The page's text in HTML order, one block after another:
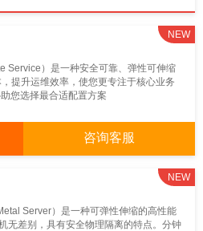
CDN 间件 维
应用 信
NEW
Service）是一种安全可靠、弹性可伸缩
提升运维效率，使您更专注于核心业务
您选择最合适配置方案
咨询客服
NEW
Server）是一种可弹性伸缩的高性能
无差别，具有安全物理隔离的特点。分钟